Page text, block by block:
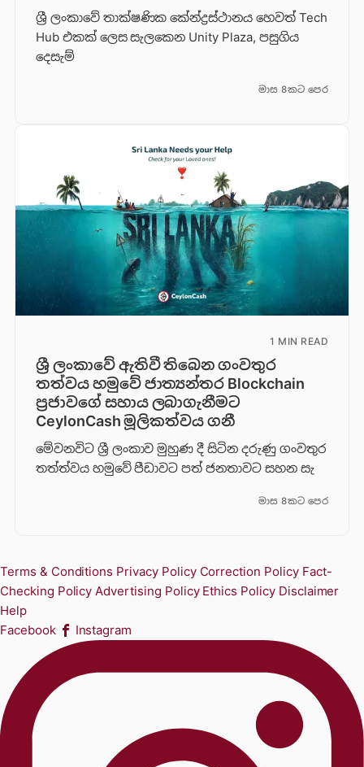
ශ්‍රී ලංකාවේ තාක්ෂණික කේන්ද්‍රස්ථානය හෙවත් Tech
Hub එකක් ලෙස සැලකෙන Unity Plaza, පසුගිය
දෙසැම්
මාස 8කට පෙර
1 MIN READ
ශ්‍රී ලංකාවේ ඇතිවී තිබෙන ගංවතුර
තත්වය හමුවේ ජාත්‍යන්තර Blockchain
ප්‍රජාවගේ සහාය ලබාගැනීමට
CeylonCash මූලිකත්වය ග​නී
මේවනවිට ශ්‍රී ලංකාව මුහුණ දී සිටින දරුණු ගංවතුර
තත්ත්වය හමුවේ පීඩාවට පත් ජනතාවට සහන සැ
මාස 8කට පෙර
Terms & Conditions Privacy Policy Correction Policy Fact-
Checking Policy Advertising Policy Ethics Policy Disclaimer
Help
Facebook
Instagram